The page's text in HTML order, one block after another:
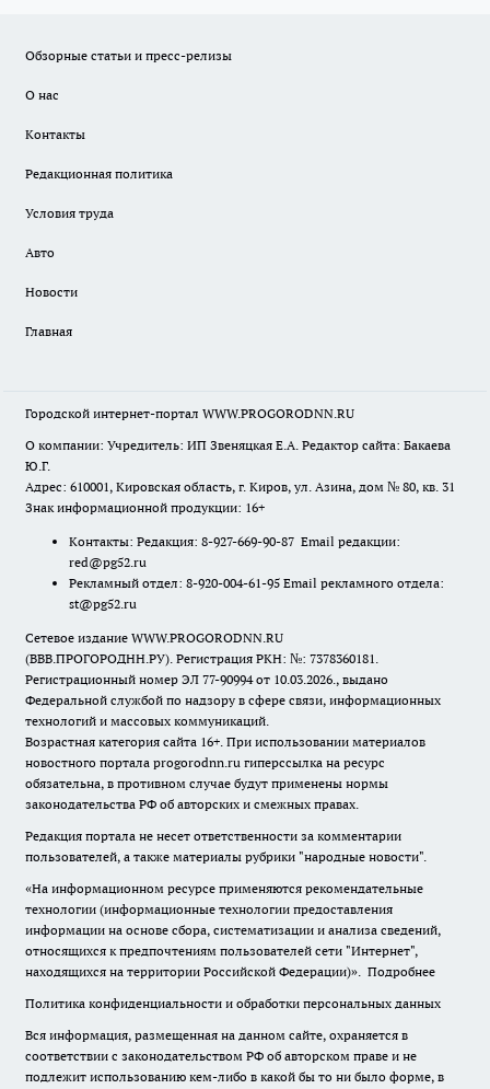
Обзорные статьи и пресс-релизы
О нас
Контакты
Редакционная политика
Условия труда
Авто
Новости
Главная
Городской интернет-портал WWW.PROGORODNN.RU
О компании: Учредитель: ИП Звеняцкая Е.А. Редактор сайта: Бакаева
Ю.Г.
Адрес: 610001, Кировская область, г. Киров, ул. Азина, дом № 80, кв. 31
Знак информационной продукции: 16+
Контакты: Редакция: 8-927-669-90-87 Email редакции:
red@pg52.ru
Рекламный отдел: 8-920-004-61-95 Email рекламного отдела:
st@pg52.ru
Сетевое издание WWW.PROGORODNN.RU
(ВВВ.ПРОГОРОДНН.РУ). Регистрация РКН: №: 7378360181.
Регистрационный номер ЭЛ 77-90994 от 10.03.2026., выдано
Федеральной службой по надзору в сфере связи, информационных
технологий и массовых коммуникаций.
Возрастная категория сайта 16+. При использовании материалов
новостного портала progorodnn.ru гиперссылка на ресурс
обязательна, в противном случае будут применены нормы
законодательства РФ об авторских и смежных правах.
Редакция портала не несет ответственности за комментарии
пользователей, а также материалы рубрики "народные новости".
«На информационном ресурсе применяются рекомендательные
технологии (информационные технологии предоставления
информации на основе сбора, систематизации и анализа сведений,
относящихся к предпочтениям пользователей сети "Интернет",
находящихся на территории Российской Федерации)». Подробнее
Политика конфиденциальности и обработки персональных данных
Вся информация, размещенная на данном сайте, охраняется в
соответствии с законодательством РФ об авторском праве и не
подлежит использованию кем-либо в какой бы то ни было форме, в